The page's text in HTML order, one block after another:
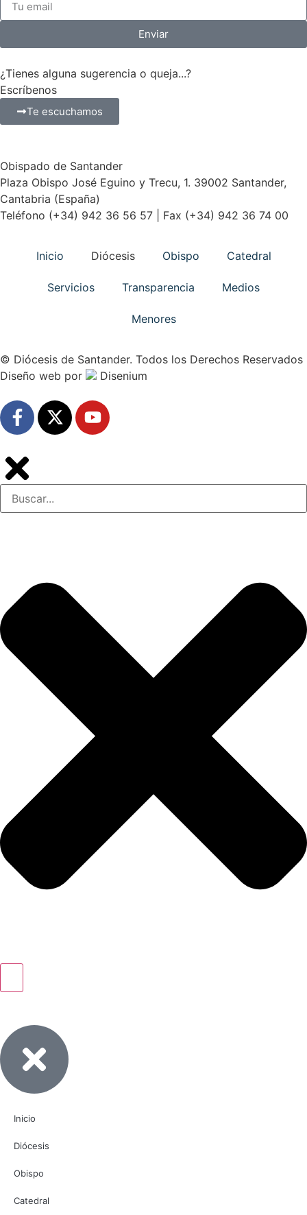
Enviar
¿Tienes alguna sugerencia o queja...?
Escríbenos
Te escuchamos
Obispado de Santander
Plaza Obispo José Eguino y Trecu, 1. 39002 Santander,
Cantabria (España)
Teléfono (+34) 942 36 56 57 | Fax (+34) 942 36 74 00
Inicio Diócesis Obispo Catedral
Servicios Transparencia Medios
Menores
© Diócesis de Santander. Todos los Derechos Reservados
Diseño web por Disenium
Inicio
Diócesis
Obispo
Catedral